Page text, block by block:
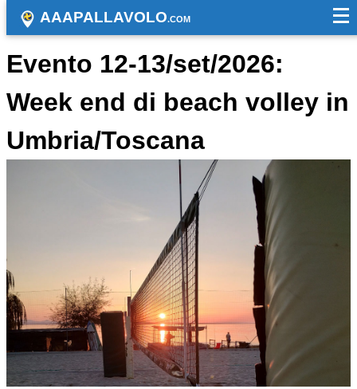
AAAPALLAVOLO.COM
Evento 12-13/set/2026:
Week end di beach volley in
Umbria/Toscana